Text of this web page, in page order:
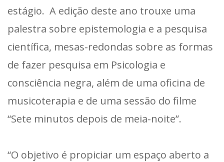
estágio. A edição deste ano trouxe uma
palestra sobre epistemologia e a pesquisa
científica, mesas-redondas sobre as formas
de fazer pesquisa em Psicologia e
consciência negra, além de uma oficina de
musicoterapia e de uma sessão do filme
“Sete minutos depois de meia-noite”.
“O objetivo é propiciar um espaço aberto a